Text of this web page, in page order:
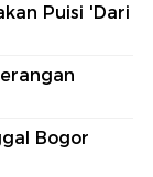
Puisi 'Dari
Bogor